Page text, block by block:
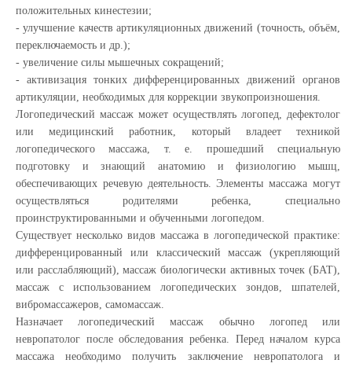
положительных кинестезии;
- улучшение качеств артикуляционных движений (точность, объём,
переключаемость и др.);
- увеличение силы мышечных сокращений;
- активизация тонких дифференцированных движений органов
артикуляции, необходимых для коррекции звукопроизношения.
Логопедический массаж может осуществлять логопед, дефектолог
или медицинский работник, который владеет техникой
логопедического массажа, т. е. прошедший специальную
подготовку и знающий анатомию и физиологию мышц,
обеспечивающих речевую деятельность. Элементы массажа могут
осуществляться родителями ребенка, специально
проинструктированными и обученными логопедом.
Существует несколько видов массажа в логопедической практике:
дифференцированный или классический массаж (укрепляющий
или расслабляющий), массаж биологически активных точек (БАТ),
массаж с использованием логопедических зондов, шпателей,
вибромассажеров, самомассаж.
Назначает логопедический массаж обычно логопед или
невропатолог после обследования ребенка. Перед началом курса
массажа необходимо получить заключение невропатолога и